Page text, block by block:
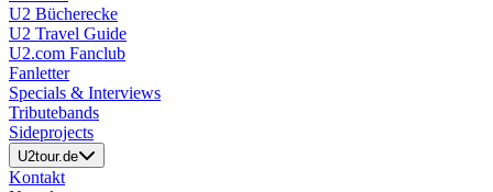
U2 Bücherecke
U2 Travel Guide
U2.com Fanclub
Fanletter
Specials & Interviews
Tributebands
Sideprojects
U2tour.de
Kontakt